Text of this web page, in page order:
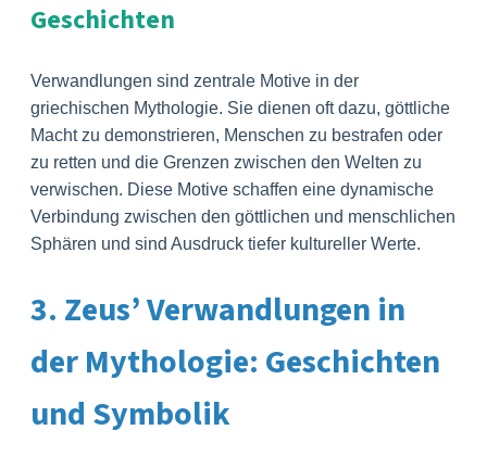
Geschichten
Verwandlungen sind zentrale Motive in der
griechischen Mythologie. Sie dienen oft dazu, göttliche
Macht zu demonstrieren, Menschen zu bestrafen oder
zu retten und die Grenzen zwischen den Welten zu
verwischen. Diese Motive schaffen eine dynamische
Verbindung zwischen den göttlichen und menschlichen
Sphären und sind Ausdruck tiefer kultureller Werte.
3. Zeus’ Verwandlungen in
der Mythologie: Geschichten
und Symbolik